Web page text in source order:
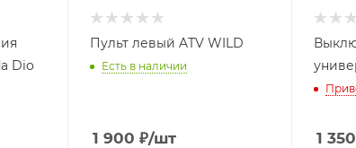
Dio
Пульт левый ATV WILD
Есть в наличии
1 900 ₽/шт 1 350